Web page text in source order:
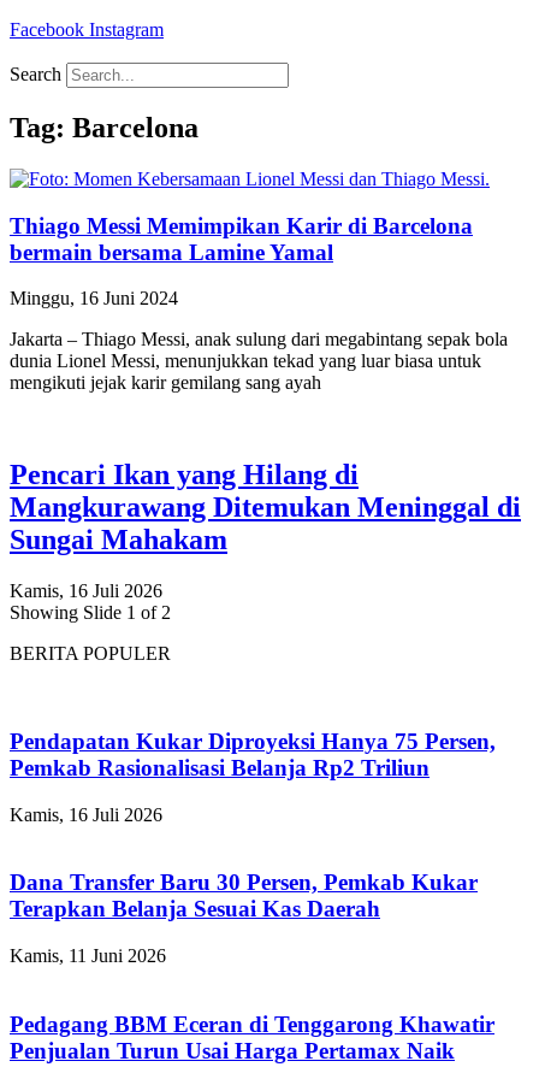
Facebook Instagram
Search
Tag: Barcelona
Thiago Messi Memimpikan Karir di Barcelona
bermain bersama Lamine Yamal
Minggu, 16 Juni 2024
Jakarta – Thiago Messi, anak sulung dari megabintang sepak bola
dunia Lionel Messi, menunjukkan tekad yang luar biasa untuk
mengikuti jejak karir gemilang sang ayah
Pencari Ikan yang Hilang di
Mangkurawang Ditemukan Meninggal di
Sungai Mahakam
Kamis, 16 Juli 2026
Showing Slide 1 of 2
BERITA POPULER
Pendapatan Kukar Diproyeksi Hanya 75 Persen,
Pemkab Rasionalisasi Belanja Rp2 Triliun
Kamis, 16 Juli 2026
Dana Transfer Baru 30 Persen, Pemkab Kukar
Terapkan Belanja Sesuai Kas Daerah
Kamis, 11 Juni 2026
Pedagang BBM Eceran di Tenggarong Khawatir
Penjualan Turun Usai Harga Pertamax Naik